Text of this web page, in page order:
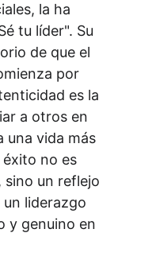
la ha
tu líder". Su
de que el
por
es la
a otros en
una vida más
éxito no es
sino un reflejo
liderazgo
y genuino en